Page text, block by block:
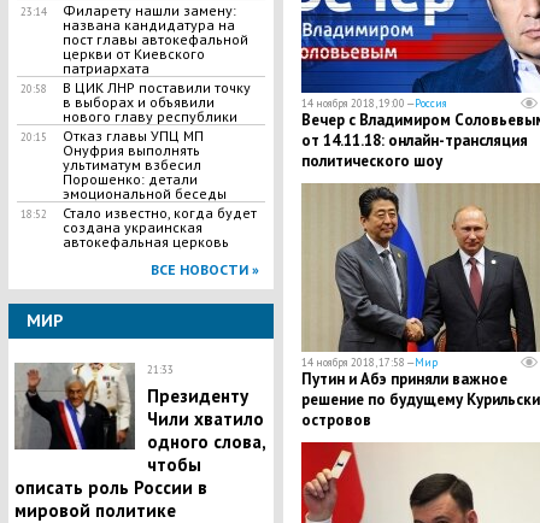
23:14
Филарету нашли замену:
названа кандидатура на
пост главы автокефальной
церкви от Киевского
патриархата
20:58
В ЦИК ЛНР поставили точку
в выборах и объявили
нового главу республики
20:15
Отказ главы УПЦ МП
Онуфрия выполнять
ультиматум взбесил
Порошенко: детали
эмоциональной беседы
18:52
Стало известно, когда будет
создана украинская
автокефальная церковь
ВСЕ НОВОСТИ »
МИР
21:33
Президенту
Чили хватило
одного слова,
чтобы
описать роль России в
мировой политике
14 ноября 2018, 19:00 —Россия
Вечер с Владимиром
от 14.11.18: онлайн-трансляция
политического шоу
14 ноября 2018, 17:58 —Мир
Путин и Абэ приняли важное
решение по будущему
островов